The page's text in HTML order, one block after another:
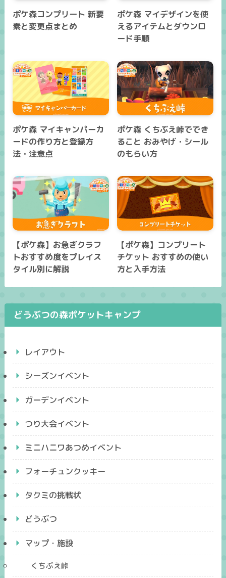
ポケ森コンプリート 新要
素と変更点まとめ
ポケ森 マイデザインを使
えるアイテムとダウンロ
ード手順
ポケ森 マイキャンパーカ
ードの作り方と登録方
法・注意点
ポケ森 くちぶえ峠ででき
ること おみやげ・シール
のもらい方
【ポケ森】お急ぎクラフ
トおすすめ度をプレイス
タイル別に解説
【ポケ森】コンプリート
チケット おすすめの使い
方と入手方法
どうぶつの森ポケットキャンプ
レイアウト
シーズンイベント
ガーデンイベント
つり大会イベント
ミニハニワあつめイベント
フォーチュンクッキー
タクミの挑戦状
どうぶつ
マップ・施設
くちぶえ峠